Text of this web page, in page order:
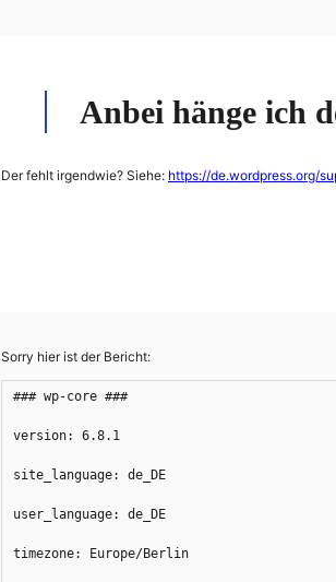
Anbei hänge ich
Der fehlt irgendwie? Siehe: https://de.wordpress.org/
Sorry hier ist der Bericht:
### wp-core ###
version: 6.8.1
site_language: de_DE
user_language: de_DE
timezone: Europe/Berlin